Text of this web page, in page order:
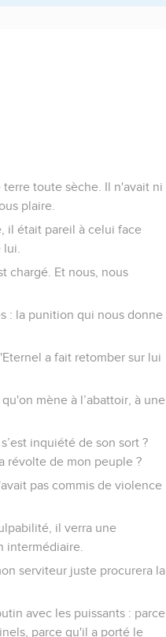
toute sèche. Il n'avait ni
plaire.
il était pareil à celui face
chargé. Et nous, nous
: la punition qui nous donne
a fait retomber sur lui
mène à l’abattoir, à une
inquiété de son sort ?
révolte de mon peuple ?
pas commis de violence
il verra une
intermédiaire.
serviteur juste procurera la
avec les puissants : parce
parce qu'il a porté le